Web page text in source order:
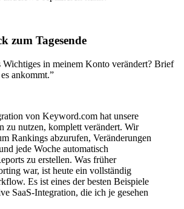
zum Tagesende
Wichtiges in meinem Konto verändert? Brief
ankommt.”
von Keyword.com hat unsere
zu nutzen, komplett verändert. Wir
Rankings abzurufen, Veränderungen
jede Woche automatisch
zu erstellen. Was früher
war, ist heute ein vollständig
Es ist eines der besten Beispiele
SaaS-Integration, die ich je gesehen